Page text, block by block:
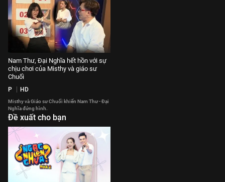
Nam Thư, Đại Nghĩa hết hồn với sự
chịu chơi của Misthy và giáo sư
Chuối
P HD
Misthy và Giáo sư Chuối khiến Nam Thư - Đại
Nghĩa đứng hình.
Đề xuất cho bạn